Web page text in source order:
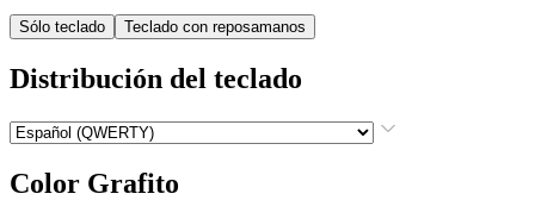
Sólo teclado Teclado con reposamanos
Distribución del teclado
Color Grafito